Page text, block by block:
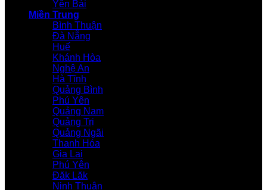
Yên Bái
Miền Trung
Bình Thuận
Đà Nẵng
Huế
Khánh Hòa
Nghệ An
Hà Tĩnh
Quảng Bình
Phú Yên
Quảng Nam
Quảng Trị
Quảng Ngãi
Thanh Hóa
Gia Lai
Phú Yên
Đăk Lăk
Ninh Thuận